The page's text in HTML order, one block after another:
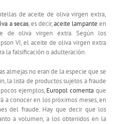
de aceite de oliva virgen extra,
a secas, es decir,aceite lampante en
de oliva virgen extra. Según los
VI, el aceite de oliva virgen extra
la falsificación o adulteración.
almejas no eran de la especie que se
la lista de productos sujetos a fraude
ejemplos,Europol comenta que
a conocer en los próximos meses, en
del fraude. Hay que decir que los
a volumen, a los obtenidos en la